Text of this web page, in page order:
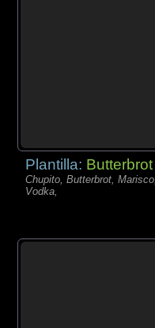
Plantilla:
Chupito, Butterbrot,
Vodka,